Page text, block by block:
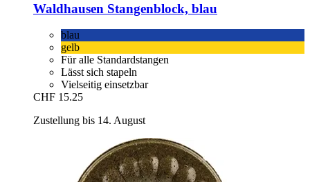
Waldhausen Stangenblock, blau
blau
gelb
Für alle Standardstangen
Lässt sich stapeln
Vielseitig einsetzbar
CHF 15.25
Zustellung bis 14. August